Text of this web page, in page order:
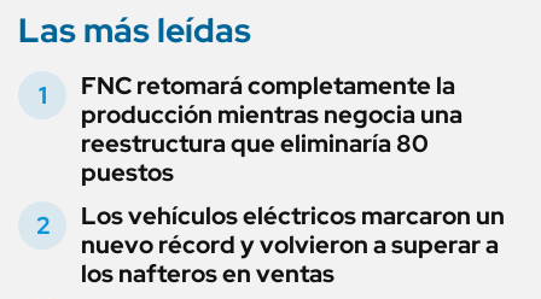
Las más leídas
FNC retomará completamente la
producción mientras negocia una
reestructura que eliminaría 80
puestos
Los vehículos eléctricos marcaron un
nuevo récord y volvieron a superar a
los nafteros en ventas